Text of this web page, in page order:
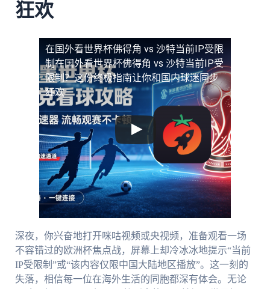
狂欢
在国外看世界杯佛得角 vs 沙特当前IP受限
制在国外看世界杯佛得角 vs 沙特当前IP受
限制？这份终极指南让你和国内球迷同步
狂欢
深夜，你兴奋地打开咪咕视频或央视频，准备观看一场
不容错过的欧洲杯焦点战，屏幕上却冷冰冰地提示“当前
IP受限制”或“该内容仅限中国大陆地区播放”。这一刻的
失落，相信每一位在海外生活的同胞都深有体会。无论